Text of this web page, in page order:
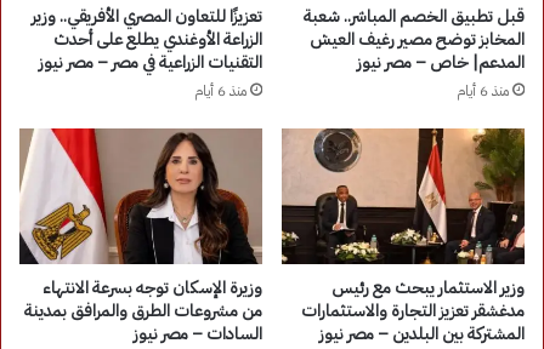
قبل تطبيق الخصم المباشر.. شعبة
المخابز توضح مصير رغيف العيش
المدعم| خاص – مصر نيوز
منذ 6 أيام
تعزيزًا للتعاون المصري الأفريقي.. وزير
الزراعة الأوغندي يطلع على أحدث
التقنيات الزراعية في مصر – مصر نيوز
منذ 6 أيام
وزير الاستثمار يبحث مع رئيس
مدغشقر تعزيز التجارة والاستثمارات
المشتركة بين البلدين – مصر نيوز
وزيرة الإسكان توجه بسرعة الانتهاء
من مشروعات الطرق والمرافق بمدينة
السادات – مصر نيوز